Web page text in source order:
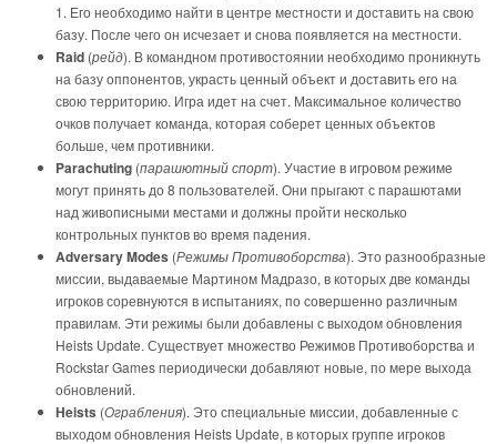
1. Его необходимо найти в центре местности и доставить на свою
базу. После чего он исчезает и снова появляется на местности.
Raid (рейд). В командном противостоянии необходимо проникнуть
на базу оппонентов, украсть ценный объект и доставить его на
свою территорию. Игра идет на счет. Максимальное количество
очков получает команда, которая соберет ценных объектов
больше, чем противники.
Parachuting (парашютный спорт). Участие в игровом режиме
могут принять до 8 пользователей. Они прыгают с парашютами
над живописными местами и должны пройти несколько
контрольных пунктов во время падения.
Adversary Modes (Режимы Противоборства). Это разнообразные
миссии, выдаваемые Мартином Мадразо, в которых две команды
игроков соревнуются в испытаниях, по совершенно различным
правилам. Эти режимы были добавлены с выходом обновления
Heists Update. Существует множество Режимов Противоборства и
Rockstar Games периодически добавляют новые, по мере выхода
обновлений.
Heists (Ограбления). Это специальные миссии, добавленные с
выходом обновления Heists Update, в которых группе игроков